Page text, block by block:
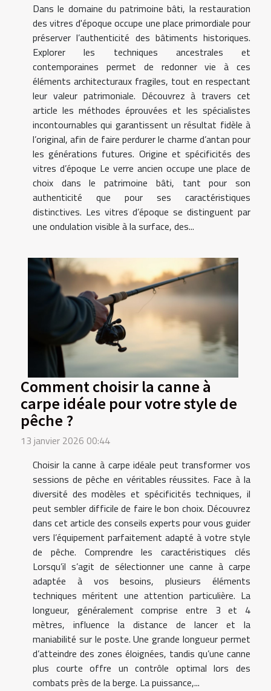
Dans le domaine du patrimoine bâti, la restauration
des vitres d'époque occupe une place primordiale pour
préserver l’authenticité des bâtiments historiques.
Explorer les techniques ancestrales et
contemporaines permet de redonner vie à ces
éléments architecturaux fragiles, tout en respectant
leur valeur patrimoniale. Découvrez à travers cet
article les méthodes éprouvées et les spécialistes
incontournables qui garantissent un résultat fidèle à
l’original, afin de faire perdurer le charme d’antan pour
les générations futures. Origine et spécificités des
vitres d’époque Le verre ancien occupe une place de
choix dans le patrimoine bâti, tant pour son
authenticité que pour ses caractéristiques
distinctives. Les vitres d’époque se distinguent par
une ondulation visible à la surface, des...
Comment choisir la canne à
carpe idéale pour votre style de
pêche ?
13 janvier 2026 00:44
Choisir la canne à carpe idéale peut transformer vos
sessions de pêche en véritables réussites. Face à la
diversité des modèles et spécificités techniques, il
peut sembler difficile de faire le bon choix. Découvrez
dans cet article des conseils experts pour vous guider
vers l’équipement parfaitement adapté à votre style
de pêche. Comprendre les caractéristiques clés
Lorsqu’il s’agit de sélectionner une canne à carpe
adaptée à vos besoins, plusieurs éléments
techniques méritent une attention particulière. La
longueur, généralement comprise entre 3 et 4
mètres, influence la distance de lancer et la
maniabilité sur le poste. Une grande longueur permet
d’atteindre des zones éloignées, tandis qu’une canne
plus courte offre un contrôle optimal lors des
combats près de la berge. La puissance,...